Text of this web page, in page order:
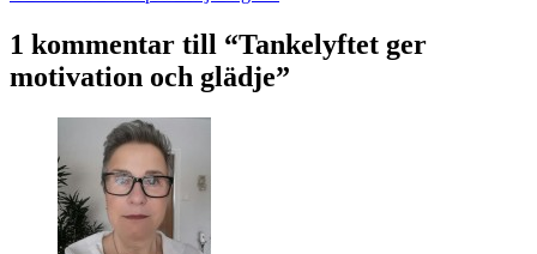
1 kommentar till “Tankelyftet ger
motivation och glädje”